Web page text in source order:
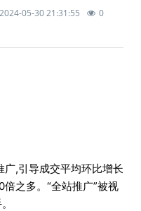
2024-05-30 21:31:55 0
,引导成交平均环比增长
之多。“全站推广”被视